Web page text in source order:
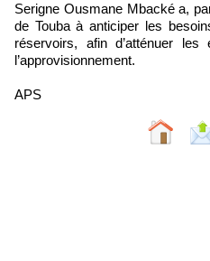
‎Serigne Ousmane Mbacké a,
de Touba à anticiper les
réservoirs, afin d’atténuer
l’approvisionnement.
APS